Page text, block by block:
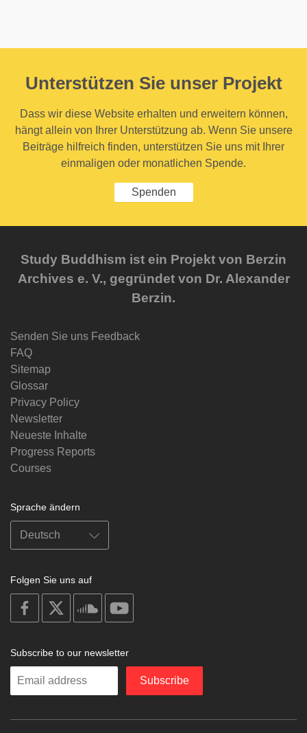
Unterstützen Sie unser Projekt
Dass wir diese Website erhalten und erweitern können,
hängt allein von Ihrer Unterstützung ab. Wenn Sie unsere
Beiträge hilfreich finden, unterstützen Sie uns mit Ihrer
einmaligen oder monatlichen Spende.
Spenden
Study Buddhism ist ein Projekt von Berzin
Archives e. V., gegründet von Dr. Alexander
Berzin.
Senden Sie uns Feedback
FAQ
Sitemap
Glossar
Privacy Policy
Newsletter
Neueste Inhalte
Progress Reports
Courses
Sprache ändern
Folgen Sie uns auf
on
facebook
soundcloud
Subscribe to our newsletter
Enter
Subscribe